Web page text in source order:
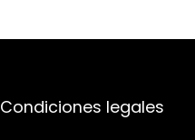
Condiciones legales